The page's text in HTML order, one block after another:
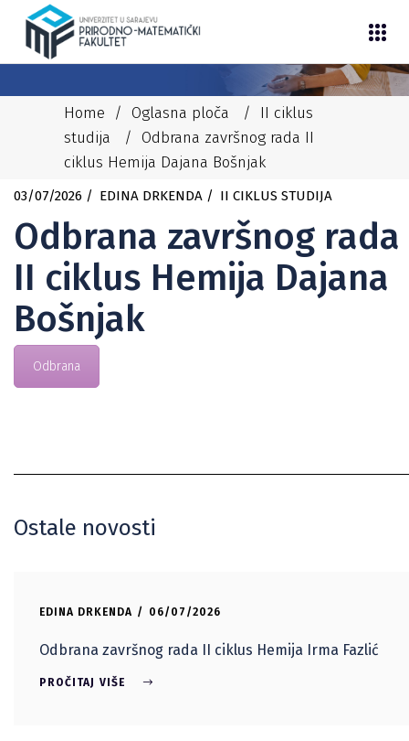
Home / Oglasna ploča / II ciklus
studija
/ Odbrana završnog rada II
ciklus Hemija Dajana Bošnjak
03/07/2026 EDINA DRKENDA II CIKLUS STUDIJA
Odbrana završnog rada
II ciklus Hemija Dajana
Bošnjak
Odbrana
Ostale novosti
EDINA DRKENDA 06/07/2026
Odbrana završnog rada II ciklus Hemija Irma Fazlić
PROČITAJ VIŠE